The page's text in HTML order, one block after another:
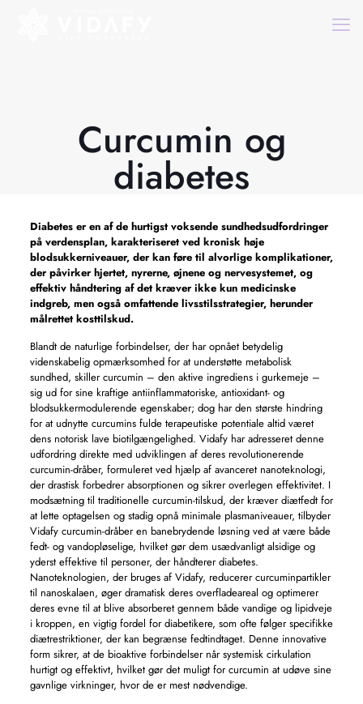
Curcumin og
diabetes
Diabetes er en af ​​de hurtigst voksende sundhedsudfordringer
på verdensplan, karakteriseret ved kronisk høje
blodsukkerniveauer, der kan føre til alvorlige komplikationer,
der påvirker hjertet, nyrerne, øjnene og nervesystemet, og
effektiv håndtering af det kræver ikke kun medicinske
indgreb, men også omfattende livsstilsstrategier, herunder
målrettet kosttilskud.
Blandt de naturlige forbindelser, der har opnået betydelig
videnskabelig opmærksomhed for at understøtte metabolisk
sundhed, skiller curcumin – den aktive ingrediens i gurkemeje –
sig ud for sine kraftige antiinflammatoriske, antioxidant- og
blodsukkermodulerende egenskaber; dog har den største hindring
for at udnytte curcumins fulde terapeutiske potentiale altid været
dens notorisk lave biotilgængelighed. Vidafy har adresseret denne
udfordring direkte med udviklingen af ​​deres revolutionerende
curcumin-dråber, formuleret ved hjælp af avanceret nanoteknologi,
der drastisk forbedrer absorptionen og sikrer overlegen effektivitet. I
modsætning til traditionelle curcumin-tilskud, der kræver diætfedt for
at lette optagelsen og stadig opnå minimale plasmaniveauer, tilbyder
Vidafy curcumin-dråber en banebrydende løsning ved at være både
fedt- og vandopløselige, hvilket gør dem usædvanligt alsidige og
yderst effektive til personer, der håndterer diabetes.
Nanoteknologien, der bruges af Vidafy, reducerer curcuminpartikler
til nanoskalaen, øger dramatisk deres overfladeareal og optimerer
deres evne til at blive absorberet gennem både vandige og lipidveje
i kroppen, en vigtig fordel for diabetikere, som ofte følger specifikke
diætrestriktioner, der kan begrænse fedtindtaget. Denne innovative
form sikrer, at de bioaktive forbindelser når systemisk cirkulation
hurtigt og effektivt, hvilket gør det muligt for curcumin at udøve sine
gavnlige virkninger, hvor de er mest nødvendige.